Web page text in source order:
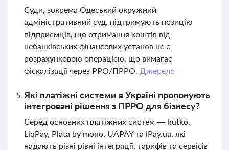
Суди, зокрема Одеський окружний
адміністративний суд, підтримують позицію
підприємців, що отримання коштів від
небанківських фінансових установ не є
розрахунковою операцією, що вимагає
фіскалізації через РРО/ПРРО. Джерело
Які платіжні системи в Україні пропонують
інтегровані рішення з ПРРО для бізнесу?
Серед основних платіжних систем — hutko,
LiqPay, Plata by mono, UAPAY та iPay.ua, які
надають різні рівні інтеграції, тарифів та сервісів